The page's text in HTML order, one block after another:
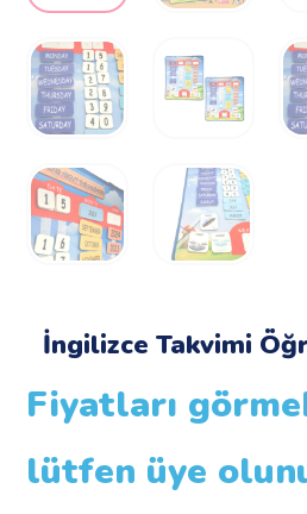
İngilizce Takvimi
Fiyatları
lütfen üye